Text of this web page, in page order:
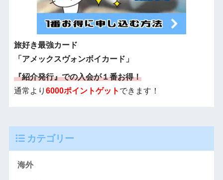
旅好き最強カード
「アメックスヴォンボイカード」
『紹介発行』での入会が１番お得！
通常より 6000ポイントゲット できます！
カテゴリー
海外